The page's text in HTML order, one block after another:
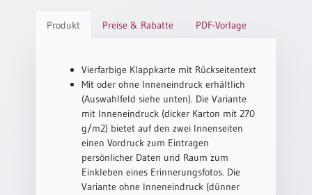
Abendmahlszulassung
Kirchen(wieder)eintritt
Produkt Preise & Rabatte PDF-Vorlage
Vierfarbige Klappkarte mit Rückseitentext
Mit oder ohne Inneneindruck erhältlich
(Auswahlfeld siehe unten). Die Variante
mit Inneneindruck (dicker Karton mit 270
g/m2) bietet auf den zwei Innenseiten
einen Vordruck zum Eintragen
persönlicher Daten und Raum zum
Einkleben eines Erinnerungsfotos. Die
Variante ohne Inneneindruck (dünner